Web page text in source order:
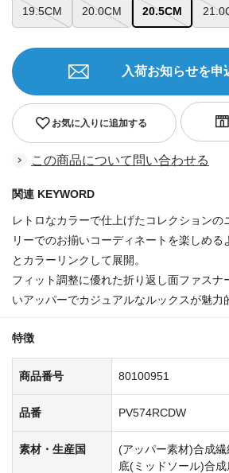
19.5CM 20.0CM 20.5CM
お気に入りに追加する
入荷お知らせを申
この商品について問い合わせる
関連 KEYWORD
レトロなカラーで仕上げたコレクションの
リーでのお揃いコーディネートを楽しめる
とカラーリンクして展開。
フィット調整に優れた折り返し面ファスナ
いアッパーでカジュアルなルックスが魅力
特徴
商品番号 80100951
品番 PV574RCDW
素材・生産国
(アッパー素材)合成
底(ミッドソール)合成